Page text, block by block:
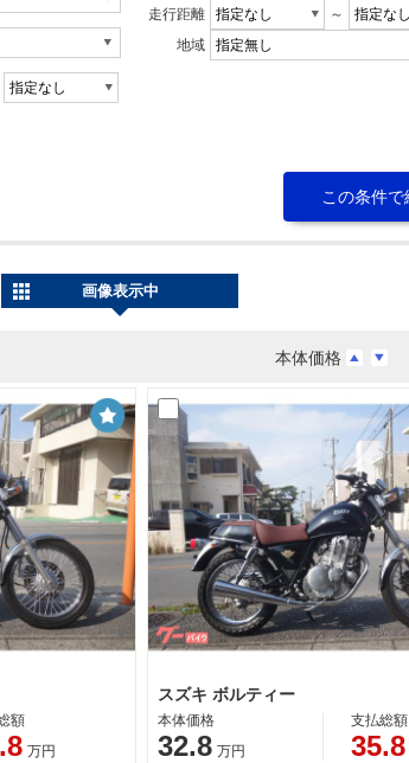
走行距離
～
地域
本体価格
画像表示中
額
万円
スズキ ボルティー
本体価格
32.8 万円
支払総額
35.8